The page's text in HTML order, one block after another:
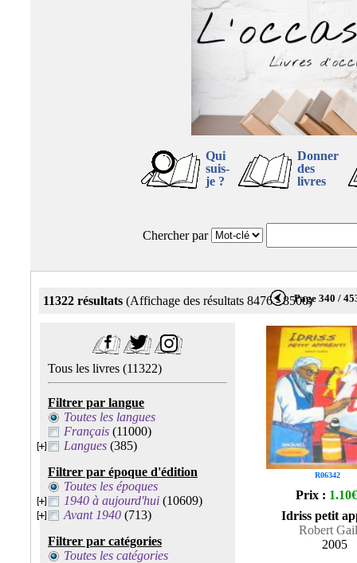
Qui
suis-
je ?
Donner
des
livres
Chercher par
11322 résultats (Affichage des résultats 8476 - 8500)Page 340 /
Tous les livres (11322)
Filtrer par langue
Toutes les langues
Français (11000)
Langues (385)
Filtrer par époque d'édition
Toutes les époques
1940 à aujourd'hui (10609)
Avant 1940 (713)
Filtrer par catégories
Toutes les catégories
R06342
Prix : 1.10€
Idriss petit
Robert
2005